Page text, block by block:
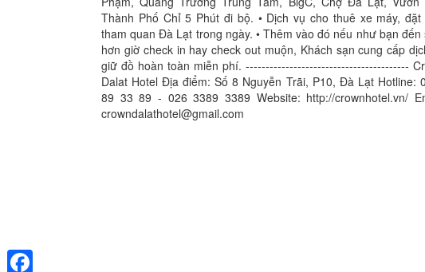
Thành Phố Chỉ 5 Phút đi bộ. • Dịch vụ cho thuê xe máy, đặt
tham quan Đà Lạt trong ngày. • Thêm vào đó nếu như bạn đến
hơn giờ check in hay check out muộn, Khách sạn cung cấp
giữ đồ hoàn toàn miễn phí. -----------------------------------------
Dalat Hotel Địa điểm: Số 8 Nguyễn Trãi, P10, Đà Lạt Hotline:
89 33 89 - 026 3389 3389 Website: http://crownhotel.vn/
crowndalathotel@gmail.com